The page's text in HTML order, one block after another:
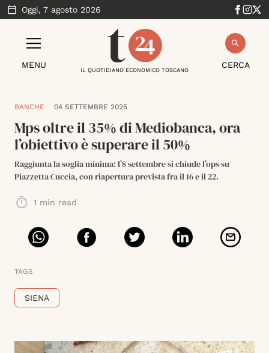
Oggi, 7 agosto 2026
MENU CERCA
IL QUOTIDIANO ECONOMICO TOSCANO
BANCHE 04 SETTEMBRE 2025
Mps oltre il 35% di Mediobanca, ora
l’obiettivo è superare il 50%
Raggiunta la soglia minima: l’8 settembre si chiude l’ops su
Piazzetta Cuccia, con riapertura prevista fra il 16 e il 22.
1 min read
TAGS
SIENA